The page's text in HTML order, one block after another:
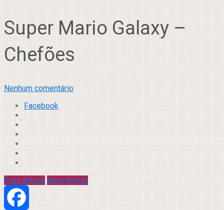
Super Mario Galaxy –
Chefões
Nenhum comentário
Facebook
Prev Article Next Article